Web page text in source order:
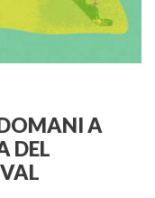
DOMANI A
DEL